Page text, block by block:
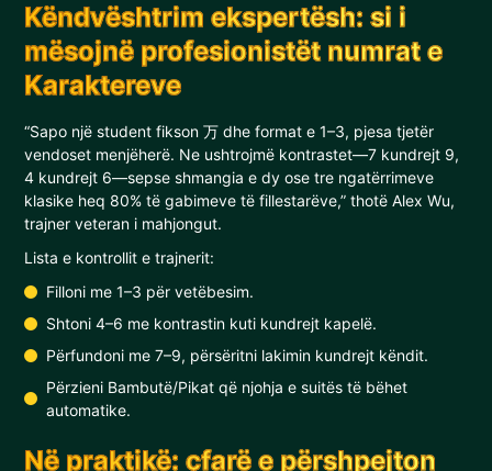
Këndvështrim ekspertësh: si i
mësojnë profesionistët numrat e
Karaktereve
“Sapo një student fikson 万 dhe format e 1–3, pjesa tjetër
vendoset menjëherë. Ne ushtrojmë kontrastet—7 kundrejt 9,
4 kundrejt 6—sepse shmangia e dy ose tre ngatërrimeve
klasike heq 80% të gabimeve të fillestarëve,” thotë Alex Wu,
trajner veteran i mahjongut.
Lista e kontrollit e trajnerit:
Filloni me 1–3 për vetëbesim.
Shtoni 4–6 me kontrastin kuti kundrejt kapelë.
Përfundoni me 7–9, përsëritni lakimin kundrejt këndit.
Përzieni Bambutë/Pikat që njohja e suitës të bëhet
automatike.
Në praktikë: çfarë e përshpejton